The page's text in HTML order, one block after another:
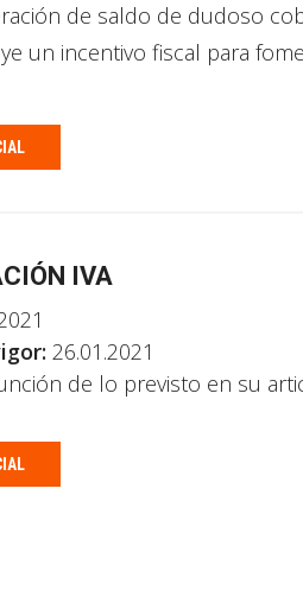
de saldo de dudoso
un incentivo fiscal para
IVA
26.01.2021
de lo previsto en su